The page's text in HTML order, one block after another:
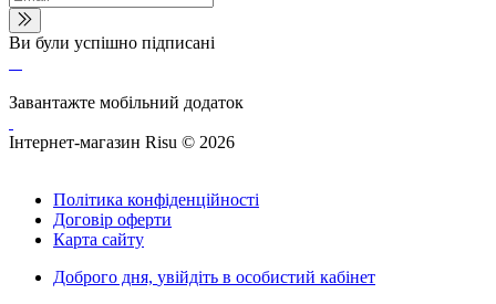
Ви були успішно підписані
Завантажте мобільний додаток
Інтернет-магазин Risu © 2026
Політика конфіденційності
Договір оферти
Карта сайту
Доброго дня, увійдіть в особистий кабінет